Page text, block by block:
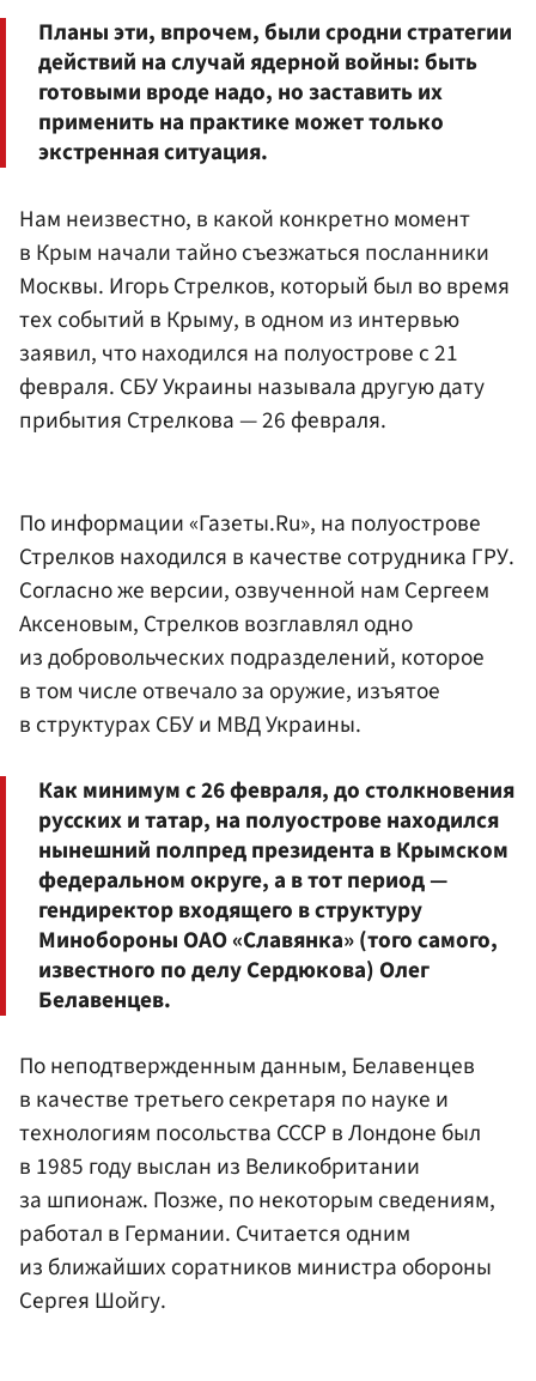
Планы эти, впрочем, были сродни стратегии
действий на случай ядерной войны: быть
готовыми вроде надо, но заставить их
применить на практике может только
экстренная ситуация.
Нам неизвестно, в какой конкретно момент
в Крым начали тайно съезжаться посланники
Москвы. Игорь Стрелков, который был во время
тех событий в Крыму, в одном из интервью
заявил, что находился на полуострове с 21
февраля. СБУ Украины называла другую дату
прибытия Стрелкова — 26 февраля.
По информации «Газеты.Ru», на полуострове
Стрелков находился в качестве сотрудника ГРУ.
Согласно же версии, озвученной нам Сергеем
Аксеновым, Стрелков возглавлял одно
из добровольческих подразделений, которое
в том числе отвечало за оружие, изъятое
в структурах СБУ и МВД Украины.
Как минимум с 26 февраля, до столкновения
русских и татар, на полуострове находился
нынешний полпред президента в Крымском
федеральном округе, а в тот период —
гендиректор входящего в структуру
Минобороны ОАО «Славянка» (того самого,
известного по делу Сердюкова) Олег
Белавенцев.
По неподтвержденным данным, Белавенцев
в качестве третьего секретаря по науке и
технологиям посольства СССР в Лондоне был
в 1985 году выслан из Великобритании
за шпионаж. Позже, по некоторым сведениям,
работал в Германии. Считается одним
из ближайших соратников министра обороны
Сергея Шойгу.